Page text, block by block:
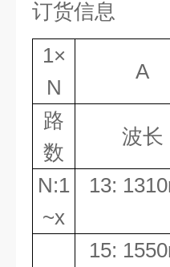
订货信息
1×
N
A
路
数
波长
N:1
~x
13:
15: